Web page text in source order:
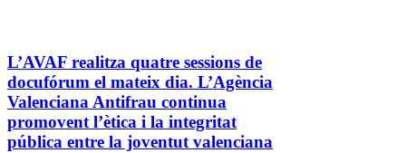
L’AVAF realitza quatre sessions de
docufórum el mateix dia. L’Agència
Valenciana Antifrau continua
promovent l’ètica i la integritat
pública entre la joventut valenciana